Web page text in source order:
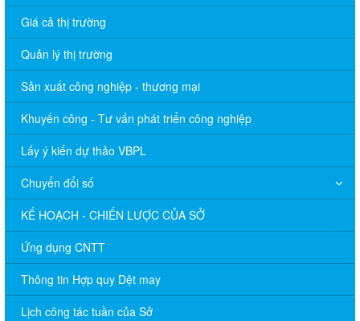
Giá cả thị trường
Quản lý thị trường
Sản xuất công nghiệp - thương mại
Khuyến công - Tư vấn phát triển công nghiệp
Lấy ý kiến dự thảo VBPL
Chuyển đổi số
KẾ HOẠCH - CHIẾN LƯỢC CỦA SỞ
Ứng dụng CNTT
Thông tin Hợp quy Dệt may
Lịch công tác tuần của Sở